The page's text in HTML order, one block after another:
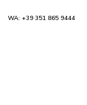
WA: +39 351 865 9444